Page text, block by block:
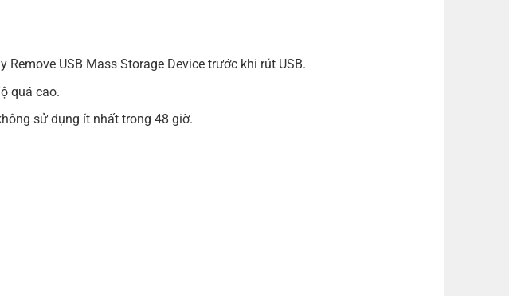
Remove USB Mass Storage Device trước khi rút USB.
quá cao.
sử dụng ít nhất trong 48 giờ.